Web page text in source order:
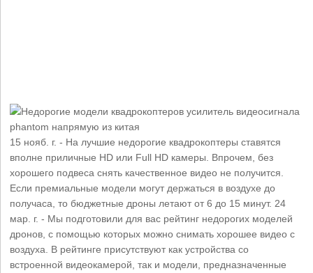
15 нояб. г. - На лучшие недорогие квадрокоптеры ставятся
вполне приличные HD или Full HD камеры. Впрочем, без
хорошего подвеса снять качественное видео не получится.
Если премиальные модели могут держаться в воздухе до
получаса, то бюджетные дроны летают от 6 до 15 минут. 24
мар. г. - Мы подготовили для вас рейтинг недорогих моделей
дронов, с помощью которых можно снимать хорошее видео с
воздуха. В рейтинге присутствуют как устройства со
встроенной видеокамерой, так и модели, предназначенные